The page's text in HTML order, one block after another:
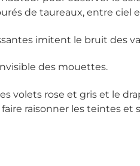
de taureaux, entre ciel
imitent le bruit des
des mouettes.
volets rose et gris et le
raisonner les teintes